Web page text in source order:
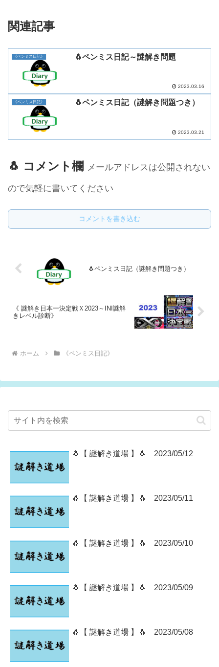
関連記事
《ペンミス日記》 🐧ペンミス日記～謎解き問題
2023.03.16
《ペンミス日記》 🐧ペンミス日記（謎解き問題つき）
2023.03.21
🐧 コメント欄 メールアドレスは公開されない
ので気軽に書いてください
コメントを書き込む
🐧ペンミス日記（謎解き問題つき）
《 謎解き日本一決定戦Ｘ2023～INI謎解
きレベル診断》
ホーム 《ペンミス日記》
🐧【 謎解き道場 】🐧 2023/05/12
🐧【 謎解き道場 】🐧 2023/05/11
🐧【 謎解き道場 】🐧 2023/05/10
🐧【 謎解き道場 】🐧 2023/05/09
🐧【 謎解き道場 】🐧 2023/05/08